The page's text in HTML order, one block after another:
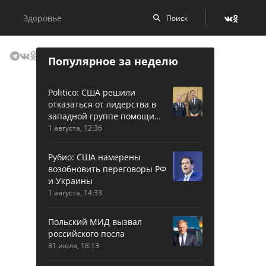
Здоровье
Популярное за неделю
Politico: США решили
отказаться от лидерства в
западной группе помощи
Украине
1 августа, 12:36
Рубио: США намерены
возобновить переговоры РФ
и Украины
1 августа, 14:33
Польский МИД вызвал
российского посла
31 июля, 18:13